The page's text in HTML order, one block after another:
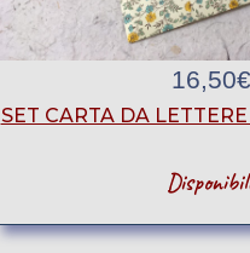
16,50€
SET CARTA DA